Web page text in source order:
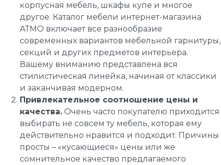
корпусная мебель, шкафы купе и многое
другое. Каталог мебели интернет-магазина
АТМО включает все разнообразие
современных вариантов мебельной гарнитуры,
секций и других предметов интерьера.
Вашему вниманию представлена вся
стилистическая линейка, начиная от классики
и заканчивая модерном.
Привлекательное соотношение цены и
качества. Очень часто покупателю приходится
выбирать не совсем ту мебель, которая ему
действительно нравится и подходит. Причины
просты – «кусающиеся» цены или же
сомнительное качество предлагаемого